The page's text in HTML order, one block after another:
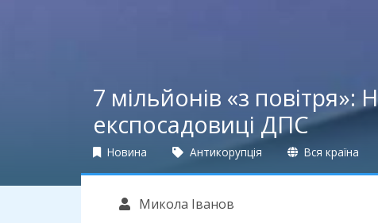
7 мільйонів «з
експосадовиці ДПС
Новина Антикорупція Вся країна
Микола Іванов